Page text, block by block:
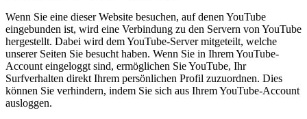
Wenn Sie eine dieser Website besuchen, auf denen YouTube
eingebunden ist, wird eine Verbindung zu den Servern von YouTube
hergestellt. Dabei wird dem YouTube-Server mitgeteilt, welche
unserer Seiten Sie besucht haben. Wenn Sie in Ihrem YouTube-
Account eingeloggt sind, ermöglichen Sie YouTube, Ihr
Surfverhalten direkt Ihrem persönlichen Profil zuzuordnen. Dies
können Sie verhindern, indem Sie sich aus Ihrem YouTube-Account
ausloggen.